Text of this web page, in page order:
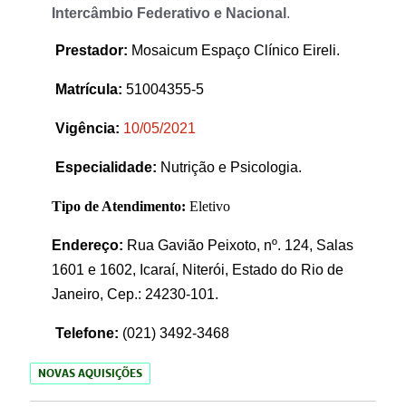
Intercâmbio Federativo e Nacional .
Prestador: Mosaicum Espaço Clínico Eireli.
Matrícula: 51004355-5
Vigência: 10/05/2021
Especialidade: Nutrição e Psicologia.
Tipo de Atendimento: Eletivo
Endereço: Rua Gavião Peixoto, nº. 124, Salas
1601 e 1602, Icaraí, Niterói, Estado do Rio de
Janeiro, Cep.: 24230-101.
Telefone: (021) 3492-3468
NOVAS AQUISIÇÕES